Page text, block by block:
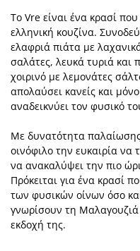
Το Vre είναι ένα κρασί
ελληνική κουζίνα.
ελαφριά πιάτα με
σαλάτες, λευκά τυριά και
χοιρινό με λεμονάτες
απολαύσει κανείς και
αναδεικνύει τον φυσικό
Με δυνατότητα
οινόφιλο την ευκαιρία
να ανακαλύψει την πιο
Πρόκειται για ένα κρασί
των φυσικών οίνων όσο
γνωρίσουν τη Μαλαγουζιά
εκδοχή της.